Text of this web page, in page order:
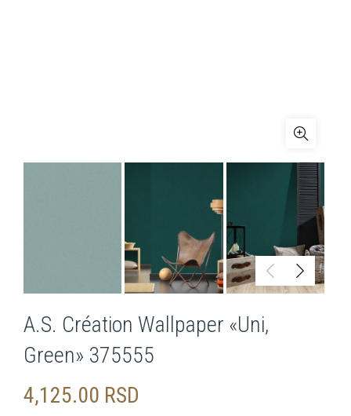
A.S. Création Wallpaper «Uni,
Green» 375555
4,125.00 RSD